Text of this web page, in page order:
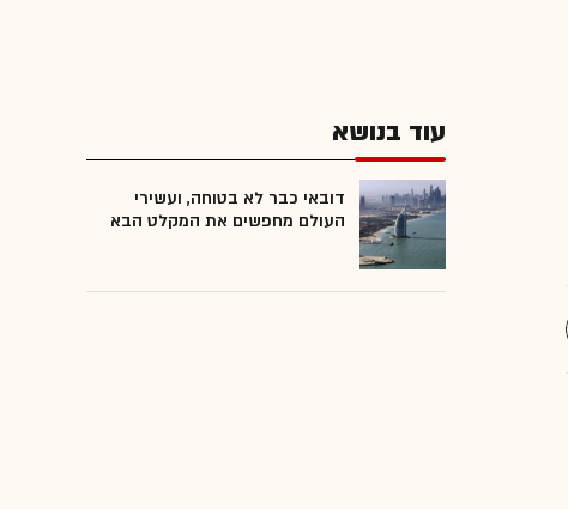
עוד בנושא
דובאי כבר לא בטוחה, ועשירי
העולם מחפשים את המקלט הבא